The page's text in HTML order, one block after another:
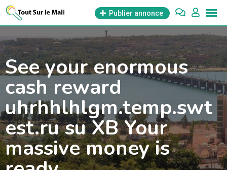
Aller
Publier annonce
See your enormous
cash reward
uhrhhlhlgm.temp.swt
est.ru su XB Your
massive money is